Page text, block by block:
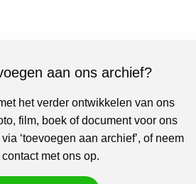
aan ons archief?
het verder ontwikkelen van ons
film, boek of document voor ons
‘toevoegen aan archief’, of neem
met ons op.